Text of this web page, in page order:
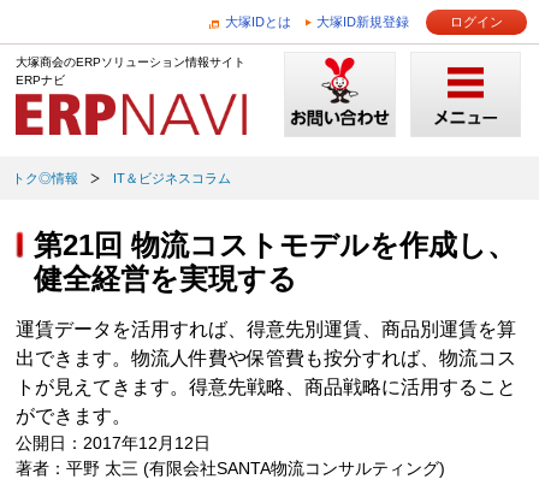
大塚IDとは 大塚ID新規登録 ログイン
大塚商会のERPソリューション情報サイト
ERPナビ
トク◎情報 IT＆ビジネスコラム
第21回 物流コストモデルを作成し、
健全経営を実現する
運賃データを活用すれば、得意先別運賃、商品別運賃を算
出できます。物流人件費や保管費も按分すれば、物流コス
トが見えてきます。得意先戦略、商品戦略に活用すること
ができます。
公開日：2017年12月12日
著者：平野 太三 (有限会社SANTA物流コンサルティング)